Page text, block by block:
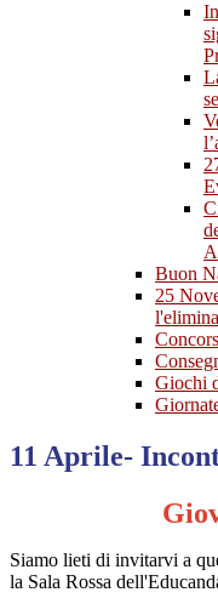
Buon
25
Giochi
11 Aprile-
Siamo lieti di invitarvi a
la Sala Rossa